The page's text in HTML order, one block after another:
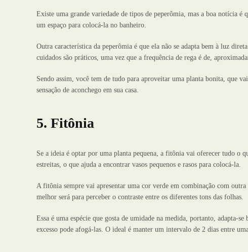
Existe uma grande variedade de tipos de peperômia, mas a boa notícia é
um espaço para colocá-la no banheiro.
Outra característica da peperômia é que ela não se adapta bem à luz
cuidados são práticos, uma vez que a frequência de rega é de,
Sendo assim, você tem de tudo para aproveitar uma planta bonita, que
sensação de aconchego em sua casa.
5. Fitônia
Se a ideia é optar por uma planta pequena, a fitônia vai oferecer tudo o
estreitas, o que ajuda a encontrar vasos pequenos e rasos para colocá-la.
A fitônia sempre vai apresentar uma cor verde em combinação com
melhor será para perceber o contraste entre os diferentes tons das folhas.
Essa é uma espécie que gosta de umidade na medida, portanto, adapta-
excesso pode afogá-las. O ideal é manter um intervalo de 2 dias entre